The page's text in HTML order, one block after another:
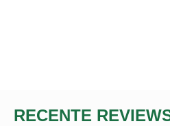
RECENTE